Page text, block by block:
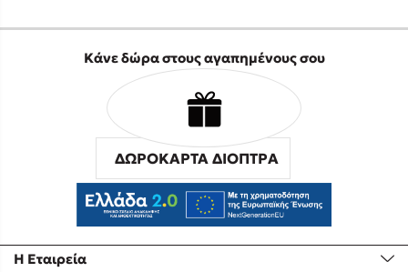
Η Εταιρεία
Κάνε δώρα στους αγαπημένους σου
ΔΩΡΟΚΑΡΤΑ ΔΙΟΠΤΡΑ